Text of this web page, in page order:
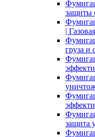
защиты
|
груза и
защита